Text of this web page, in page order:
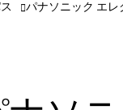
パナソニック エ